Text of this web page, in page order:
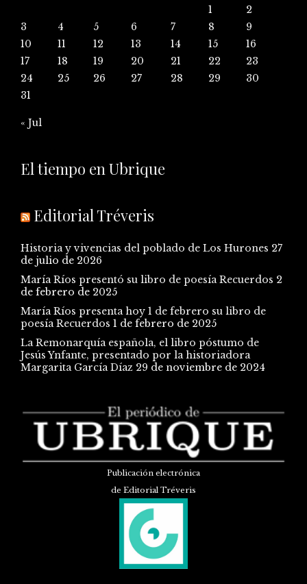
1
2
3
4 5 6 7 8
9
10
11 12 13 14 15
16
17
18 19 20 21 22
23
24
25 26 27 28 29
30
31
« Jul
El tiempo en Ubrique
Editorial Tréveris
Historia y vivencias del poblado de Los Hurones 27
de julio de 2026
María Ríos presentó su libro de poesía Recuerdos 2
de febrero de 2025
María Ríos presenta hoy 1 de febrero su libro de
poesía Recuerdos 1 de febrero de 2025
La Remonarquía española, el libro póstumo de
Jesús Ynfante, presentado por la historiadora
Margarita García Díaz 29 de noviembre de 2024
Publicación electrónica
de Editorial Tréveris